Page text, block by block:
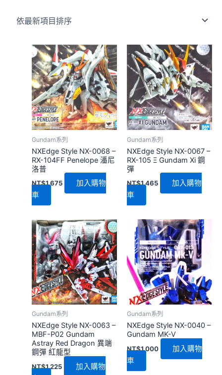
排
序
Gundam系列
NXEdge Style NX-0068 –
RX-104FF Penelope 潘尼
洛普
NT$1,675
加入購物
車
Gundam系列
NXEdge Style NX-0067 –
RX-105 Ξ Gundam Xi 鋼
彈
NT$1,465
加入購物
車
Gundam系列
NXEdge Style NX-0063 –
MBF-P02 Gundam
Astray Red Dragon 異端
鋼彈 紅龍型
NT$1,225
加入購物
Gundam系列
NXEdge Style NX-0040 –
Gundam MK-V
NT$1,000
加入購物
車